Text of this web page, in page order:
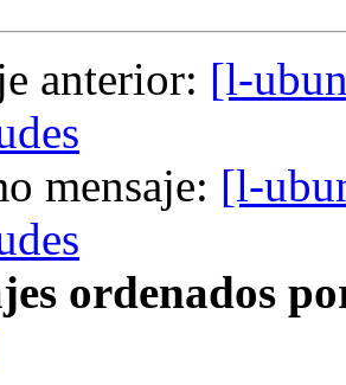
anterior: [l-
mensaje: [l-
ordenados